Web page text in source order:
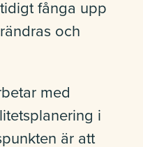
fånga upp
och
med
i
är att